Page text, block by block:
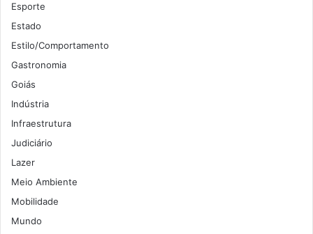
Esporte
Estado
Estilo/Comportamento
Gastronomia
Goiás
Indústria
Infraestrutura
Judiciário
Lazer
Meio Ambiente
Mobilidade
Mundo